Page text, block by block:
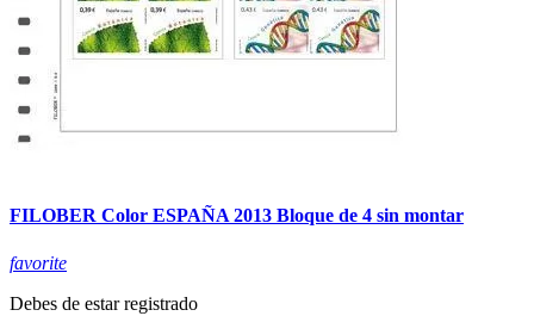
FILOBER Color ESPAÑA 2013 Bloque de 4 sin montar
favorite
Debes de estar registrado